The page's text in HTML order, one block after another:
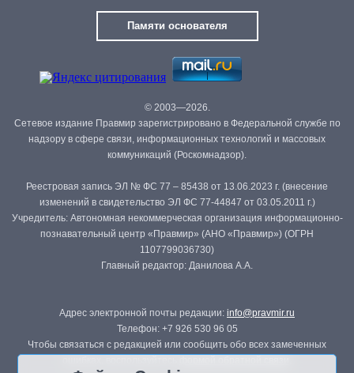
Памяти основателя
© 2003—2026.
Сетевое издание Правмир зарегистрировано в Федеральной службе по
надзору в сфере связи, информационных технологий и массовых
коммуникаций (Роскомнадзор).
Реестровая запись ЭЛ № ФС 77 – 85438 от 13.06.2023 г. (внесение
изменений в свидетельство ЭЛ ФС 77-44847 от 03.05.2011 г.)
Учредитель: Автономная некоммерческая организация информационно-
познавательный центр «Правмир» (АНО «Правмир») (ОГРН
1107799036730)
Главный редактор: Данилова А.А.
Адрес электронной почты редакции: info@pravmir.ru
Телефон: +7 926 530 96 05
Чтобы связаться с редакцией или сообщить обо всех замеченных